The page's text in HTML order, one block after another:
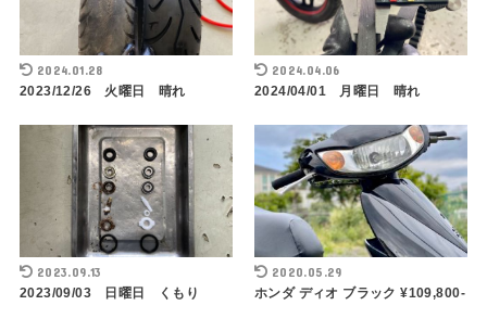
2024.01.28
2023/12/26 火曜日 晴れ
2024.04.06
2024/04/01 月曜日 晴れ
2023.09.13
2023/09/03 日曜日 くもり
2020.05.29
ホンダ ディオ ブラック ¥109,800-